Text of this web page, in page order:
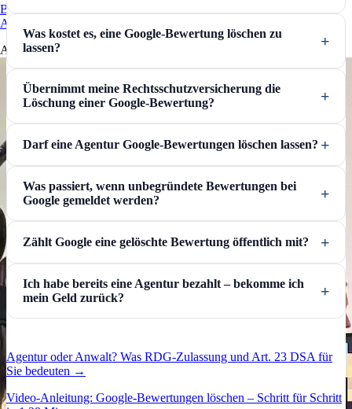
Beratung zu illegalen und legalen Tricks von einem spezialisierten
Anwalt.
Aktuelles
Was kostet es, eine Google-Bewertung löschen zu
lassen?
Übernimmt meine Rechtsschutzversicherung die
Löschung einer Google-Bewertung?
Darf eine Agentur Google-Bewertungen löschen lassen?
Was passiert, wenn unbegründete Bewertungen bei
Google gemeldet werden?
Zählt Google eine gelöschte Bewertung öffentlich mit?
Ich habe bereits eine Agentur bezahlt – bekomme ich
mein Geld zurück?
Agentur oder Anwalt? Was RDG-Zulassung und Art. 23 DSA für
Sie bedeuten →
Video-Anleitung: Google-Bewertungen löschen – Schritt für Schritt